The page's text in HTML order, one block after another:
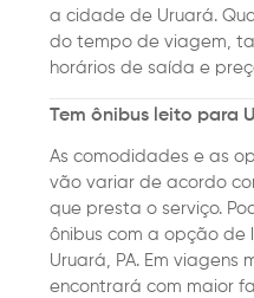
a cidade de Uruará.
do tempo de viagem,
horários de saída e
Tem ônibus leito para
As comodidades e as
vão variar de acordo
que presta o serviço.
ônibus com a opção
Uruará, PA. Em viagens
encontrará com maior